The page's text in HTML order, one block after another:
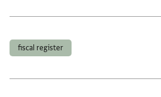
fiscal register